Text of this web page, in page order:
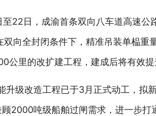
至22日，成渝首条双向八车道高速
向全封闭条件下，精准吊装单榀重
公里的改扩建工程，建成后将有效提
级改造工程已于3月正式动工，拟
2000吨级船舶过闸需求，进一步打